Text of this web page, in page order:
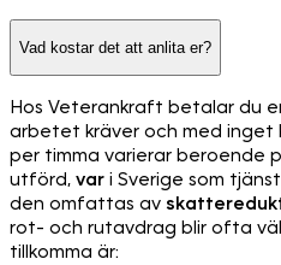
Vad kostar det att anlita er?
Hos Veterankraft betalar du
arbetet kräver och med inget
per timma varierar beroende
utförd, var i Sverige som
den omfattas av
rot- och rutavdrag blir ofta
tillkomma är: